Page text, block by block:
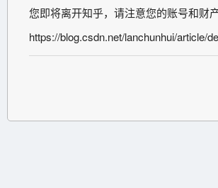
您即将离开知乎，请注意您的账号和财产
https://blog.csdn.net/lanchunhui/article/